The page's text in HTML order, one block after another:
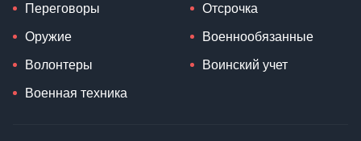
Переговоры
Оружие
Волонтеры
Военная техника
Отсрочка
Военнообязанные
Воинский учет